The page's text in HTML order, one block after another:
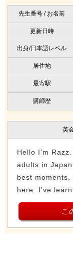
先生番号 / お名前
更新日時
出身/日本語レベル
居住地
最寄駅
講師歴
英
Hello I'm
adults in
best
here. I've
こ